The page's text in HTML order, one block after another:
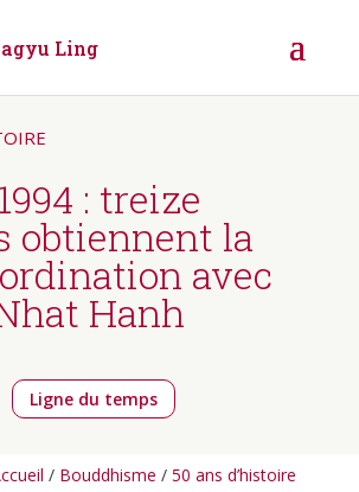
: treize
obtiennent la
avec
Hanh
Ligne du temps
/ Bouddhisme / 50 ans d’histoire